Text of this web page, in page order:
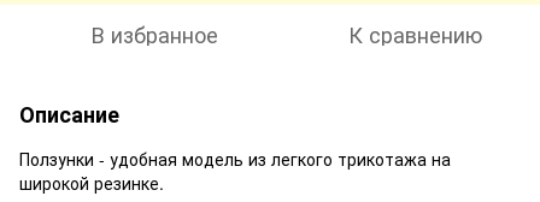
В избранное К сравнению
Описание
Ползунки - удобная модель из легкого трикотажа на
широкой резинке.